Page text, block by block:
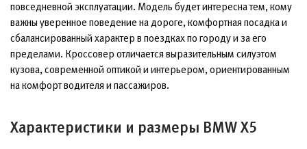
повседневной эксплуатации. Модель будет интересна тем, кому
важны уверенное поведение на дороге, комфортная посадка и
сбалансированный характер в поездках по городу и за его
пределами. Кроссовер отличается выразительным силуэтом
кузова, современной оптикой и интерьером, ориентированным
на комфорт водителя и пассажиров.
Характеристики и размеры BMW X5